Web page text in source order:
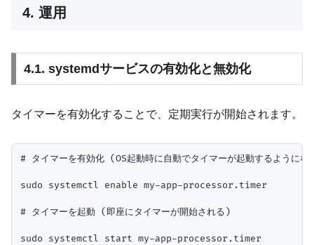
4. 運用
4.1. systemdサービスの有効化と無効化
タイマーを有効化することで、定期実行が開始されます。
# タイマーを有効化 (OS起動時に自動でタイマーが起動するようにな
sudo systemctl enable my-app-processor.timer
# タイマーを起動 (即座にタイマーが開始される)
sudo systemctl start my-app-processor.timer